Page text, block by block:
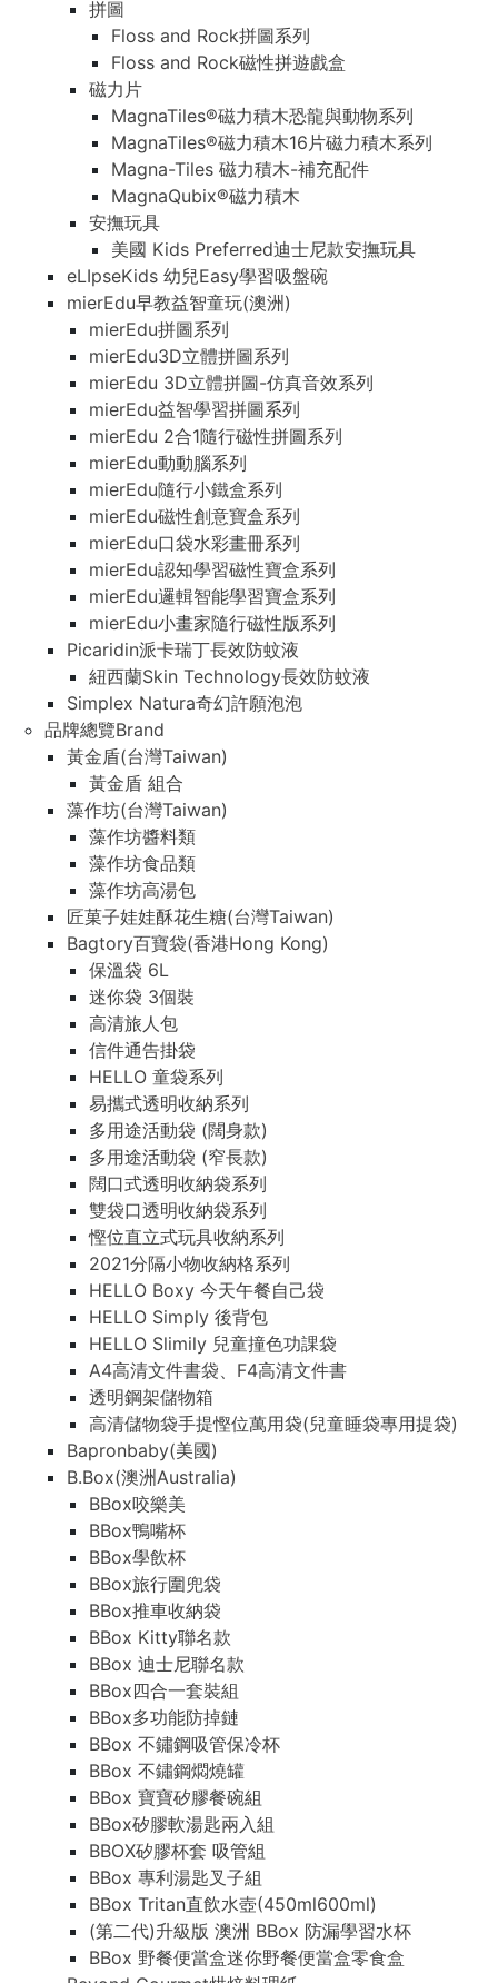
拼圖
Floss and Rock拼圖系列
Floss and Rock磁性拼遊戲盒
磁力片
MagnaTiles®磁力積木恐龍與動物系列
MagnaTiles®磁力積木16片磁力積木系列
Magna-Tiles 磁力積木-補充配件
MagnaQubix®磁力積木
安撫玩具
美國 Kids Preferred迪士尼款安撫玩具
eLIpseKids 幼兒Easy學習吸盤碗
mierEdu早教益智童玩(澳洲)
mierEdu拼圖系列
mierEdu3D立體拼圖系列
mierEdu 3D立體拼圖-仿真音效系列
mierEdu益智學習拼圖系列
mierEdu 2合1隨行磁性拼圖系列
mierEdu動動腦系列
mierEdu隨行小鐵盒系列
mierEdu磁性創意寶盒系列
mierEdu口袋水彩畫冊系列
mierEdu認知學習磁性寶盒系列
mierEdu邏輯智能學習寶盒系列
mierEdu小畫家隨行磁性版系列
Picaridin派卡瑞丁長效防蚊液
紐西蘭Skin Technology長效防蚊液
Simplex Natura奇幻許願泡泡
品牌總覽Brand
黃金盾(台灣Taiwan)
黃金盾 組合
藻作坊(台灣Taiwan)
藻作坊醬料類
藻作坊食品類
藻作坊高湯包
匠菓子娃娃酥花生糖(台灣Taiwan)
Bagtory百寶袋(香港Hong Kong)
保溫袋 6L
迷你袋 3個裝
高清旅人包
信件通告掛袋
HELLO 童袋系列
易攜式透明收納系列
多用途活動袋 (闊身款)
多用途活動袋 (窄長款)
闊口式透明收納袋系列
雙袋口透明收納袋系列
慳位直立式玩具收納系列
2021分隔小物收納格系列
HELLO Boxy 今天午餐自己袋
HELLO Simply 後背包
HELLO Slimily 兒童撞色功課袋
A4高清文件書袋、F4高清文件書
透明鋼架儲物箱
高清儲物袋手提慳位萬用袋(兒童睡袋專用提袋)
Bapronbaby(美國)
B.Box(澳洲Australia)
BBox咬樂美
BBox鴨嘴杯
BBox學飲杯
BBox旅行圍兜袋
BBox推車收納袋
BBox Kitty聯名款
BBox 迪士尼聯名款
BBox四合一套裝組
BBox多功能防掉鏈
BBox 不鏽鋼吸管保冷杯
BBox 不鏽鋼燜燒罐
BBox 寶寶矽膠餐碗組
BBox矽膠軟湯匙兩入組
BBOX矽膠杯套 吸管組
BBox 專利湯匙叉子組
BBox Tritan直飲水壺(450ml600ml)
(第二代)升級版 澳洲 BBox 防漏學習水杯
BBox 野餐便當盒迷你野餐便當盒零食盒